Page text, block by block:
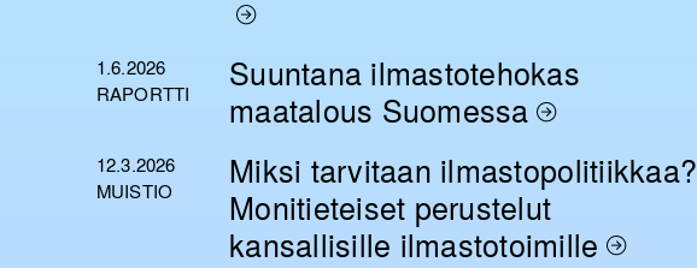
1.6.2026
RAPORTTI
Suuntana ilmastotehokas
maatalous Suomessa
12.3.2026
MUISTIO
Miksi tarvitaan ilmastopolitiikkaa?
Monitieteiset perustelut
kansallisille ilmastotoimille